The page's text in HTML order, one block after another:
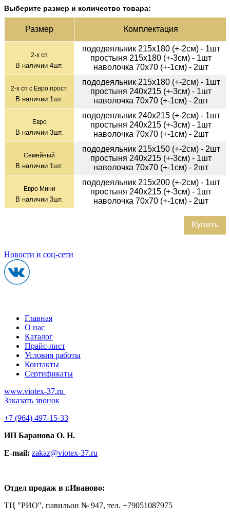
Выберите размер и количество товара:
Раз­мер Ком­плек­тация
2-х сп
В наличии 4шт.
пододеяльник 215х180 (+-2см) - 1шт
простыня 215х180 (+-3см) - 1шт
наволочка 70х70 (+-1см) - 2шт
2-х сп с Евро прост.
В наличии 1 шт.
пододеяльник 215х180 (+-2см) - 1шт
простыня 240х215 (+-3см) - 1шт
наволочка 70х70 (+-1см) - 2шт
Евро
В наличии 3шт.
пододеяльник 240х215 (+-2см) - 1шт
простыня 240х215 (+-3см) - 1шт
наволочка 70х70 (+-1см) - 2шт
Семейный
В наличии 1 шт.
пододеяльник 215х150 (+-2см) - 2шт
простыня 240х215 (+-3см) - 1шт
наволочка 70х70 (+-1см) - 2шт
Евро Мини
В наличии 3шт.
пододеяльник 215х200 (+-2см) - 1шт
простыня 240х215 (+-3см) - 1шт
наволочка 70х70 (+-1см) - 2шт
Купить
Новости и соц-сети
Главная
О нас
Каталог
Прайс-лист
Условия работы
Контакты
Сертификаты
www.viotex-37.ru
Заказать звонок
+7 (964) 497-15-33
ИП Баранова О. Н.
E-mail: zakaz@viotex-37.ru
Отдел продаж в г.Иваново:
ТЦ "РИО", павильон № 947, тел. +79051087975